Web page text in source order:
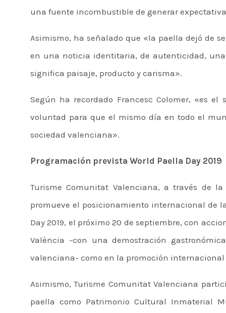
una fuente incombustible de generar
Asimismo, ha señalado que «la paella dejó de
en una noticia identitaria, de autenticidad,
significa paisaje, producto y carisma».
Según ha recordado Francesc Colomer, «es
voluntad para que el mismo día en todo el
sociedad valenciana».
Programación prevista World Paella Day 2019
Turisme Comunitat Valenciana, a través de la
promueve el posicionamiento internacional de
Day 2019, el próximo 20 de septiembre, con
València -con una demostración
valenciana- como en la promoción
Asimismo, Turisme Comunitat Valenciana
paella como Patrimonio Cultural Inmaterial